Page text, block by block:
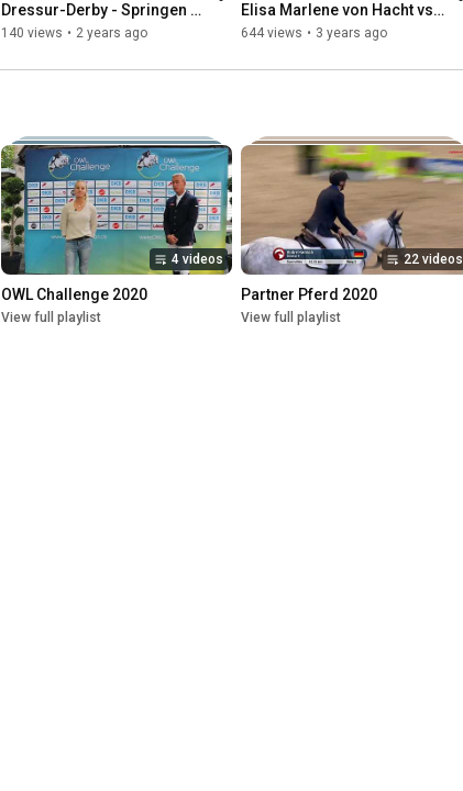
Dressur-Derby - Springen
VIP Bereich
140 views • 2 years ago
Elisa Marlene von Hacht vs.
Carsten-Otto Nagel
644 views • 3 years ago
4 videos
OWL Challenge 2020
View full playlist
22 videos
Partner Pferd 2020
View full playlist